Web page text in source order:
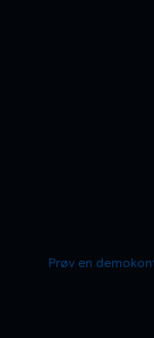
Prøv en